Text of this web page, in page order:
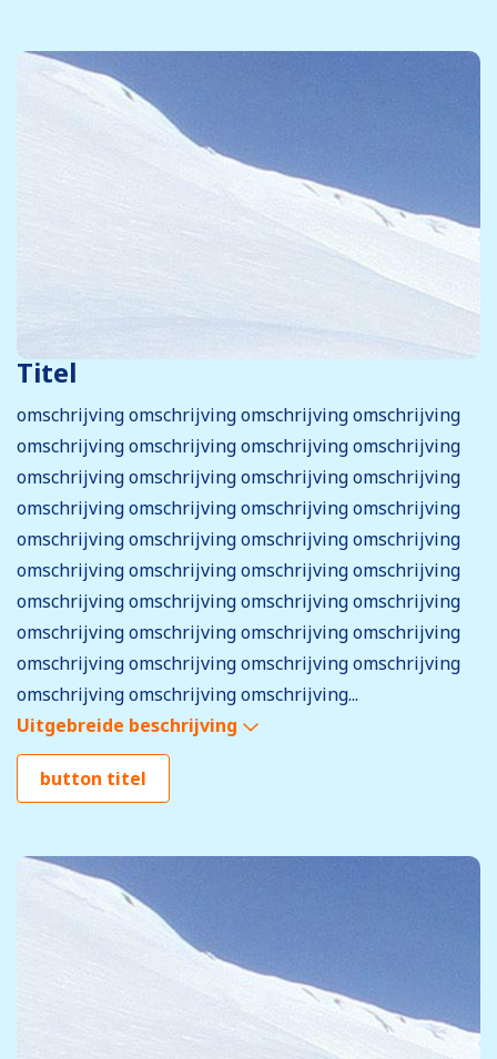
Titel
omschrijving omschrijving omschrijving omschrijving
omschrijving omschrijving omschrijving omschrijving
omschrijving omschrijving omschrijving omschrijving
omschrijving omschrijving omschrijving omschrijving
omschrijving omschrijving omschrijving omschrijving
omschrijving omschrijving omschrijving omschrijving
omschrijving omschrijving omschrijving omschrijving
omschrijving omschrijving omschrijving omschrijving
omschrijving omschrijving omschrijving omschrijving
omschrijving omschrijving omschrijving...
Uitgebreide beschrijving
button titel